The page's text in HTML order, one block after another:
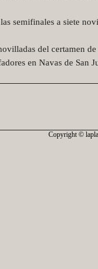
semifinales a siete
del certamen
en Navas de San
Copyright ©